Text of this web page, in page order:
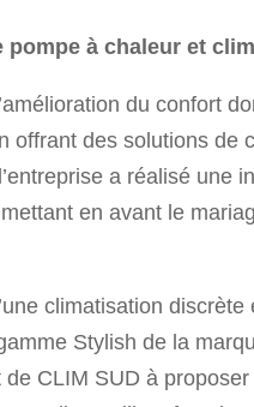
pompe à chaleur et
du confort
offrant des solutions de
a réalisé une
en avant le
climatisation
Stylish de la
de CLIM SUD à